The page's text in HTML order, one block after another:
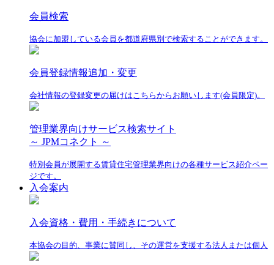
会員検索
協会に加盟している会員を都道府県別で検索することができます。
会員登録情報追加・変更
会社情報の登録変更の届けはこちらからお願いします(会員限定)。
管理業界向けサービス検索サイト
～ JPMコネクト ～
特別会員が展開する賃貸住宅管理業界向けの各種サービス紹介ペー
ジです。
入会案内
入会資格・費用・手続きについて
本協会の目的、事業に賛同し、その運営を支援する法人または個人